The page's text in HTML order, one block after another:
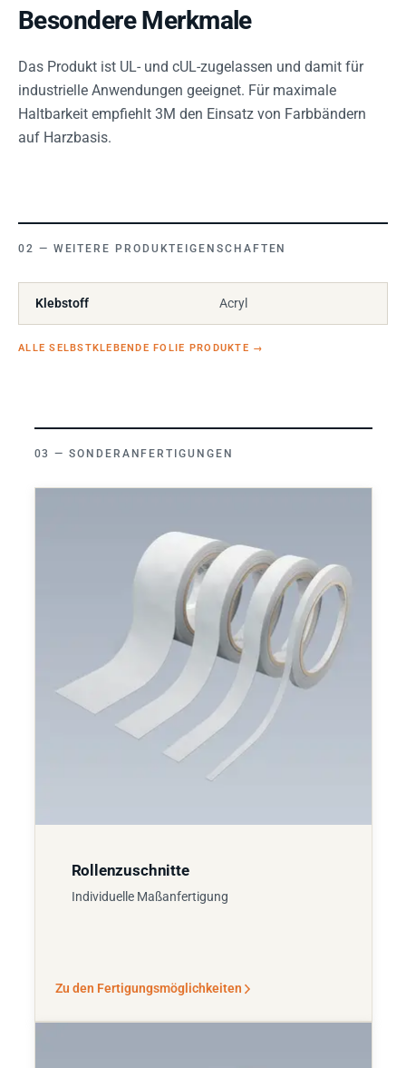
Besondere Merkmale
Das Produkt ist UL- und cUL-zugelassen und damit für
industrielle Anwendungen geeignet. Für maximale
Haltbarkeit empfiehlt 3M den Einsatz von Farbbändern
auf Harzbasis.
WEITERE PRODUKTEIGENSCHAFTEN
Klebstoff Acryl
ALLE SELBSTKLEBENDE FOLIE PRODUKTE →
SONDERANFERTIGUNGEN
Rollenzuschnitte
Individuelle Maßanfertigung
Zu den Fertigungsmöglichkeiten